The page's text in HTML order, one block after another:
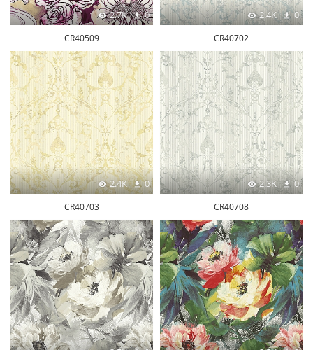
2.7K 0
CR40509
2.4K 0
CR40702
2.4K 0
CR40703
2.3K 0
CR40708